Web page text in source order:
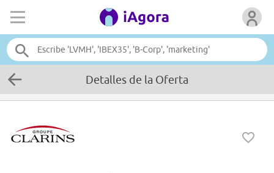
Detalles de la Oferta